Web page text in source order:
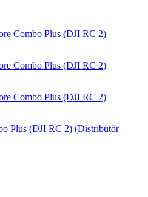
Plus (DJI RC 2) (Distribütör